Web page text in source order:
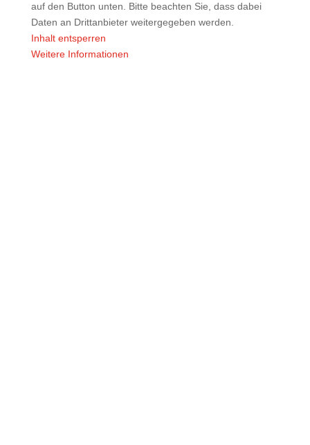
auf den Button unten. Bitte beachten Sie, dass dabei
Daten an Drittanbieter weitergegeben werden.
Inhalt entsperren
Weitere Informationen